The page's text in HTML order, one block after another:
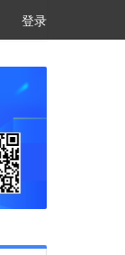
登录